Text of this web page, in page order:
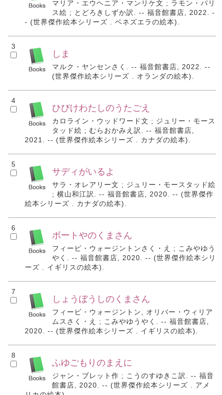
マリア・エウヘニア・マンリケ文 ; ラモン・パリ
ス絵 ; とどろきしずか訳. -- 福音館書店, 2022. -
- (世界傑作絵本シリーズ . ベネズエラの絵本).
3
しま
マルク・ヤンセンさく. -- 福音館書店, 2022. --
(世界傑作絵本シリーズ . オランダの絵本).
4
ひびけわたしのうたごえ
カロライン・ウッドワード文 ; ジュリー・モース
タッド絵 ; むらおかみえ訳. -- 福音館書店,
2021. -- (世界傑作絵本シリーズ . カナダの絵本).
5
サディがいるよ
サラ・オレアリー文 ; ジュリー・モースタッド絵
; 横山和江訳. -- 福音館書店, 2020. -- (世界傑作
絵本シリーズ . カナダの絵本).
6
ボートやのくまさん
フィービ・ウォージントンさく・え ; こみやゆう
やく. -- 福音館書店, 2020. -- (世界傑作絵本シリ
ーズ . イギリスの絵本).
7
しょうぼうしのくまさん
フィービ・ウォージントン, オリバー・ウィリア
ムスさく・え ; こみやゆうやく. -- 福音館書店,
2020. -- (世界傑作絵本シリーズ . イギリスの絵本).
8
ふゆごもりのまえに
ジャン・ブレット作 ; こうのすゆきこ訳. -- 福音
館書店, 2020. -- (世界傑作絵本シリーズ . アメ